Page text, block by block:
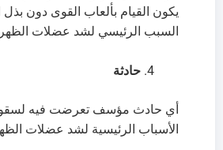
يكون القيام بألعاب القوى دون بذل
السبب الرئيسي لشد عضلات
حادثة
أي حادث مؤسف تعرضت فيه
الأسباب الرئيسية لشد عضلات